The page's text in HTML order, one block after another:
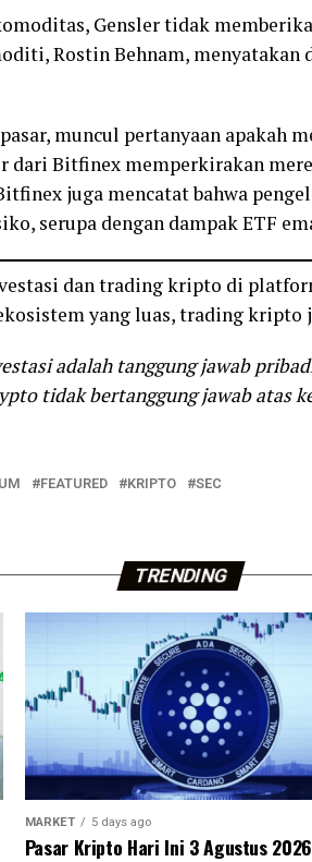
Gensler tidak
Rostin Behnam, menyatakan
muncul pertanyaan apakah
dari Bitfinex memperkirakan
juga mencatat bahwa
serupa dengan dampak ETF
dan trading kripto di
yang luas, trading kripto
adalah tanggung jawab
tidak bertanggung jawab atas
FEATURED KRIPTO SEC
TRENDING
MARKET 5 days ago
Pasar Kripto Hari Ini 3 Agustus